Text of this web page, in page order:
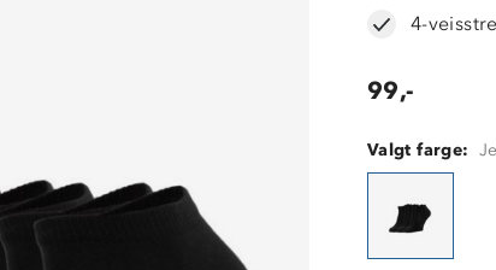
4-
99,-
Valgt farge: